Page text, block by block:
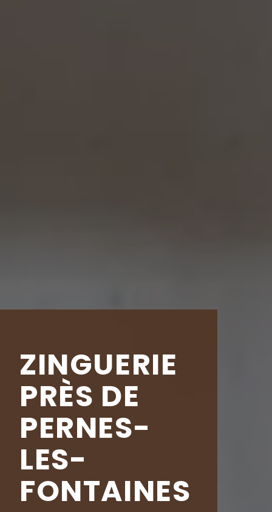
ZINGUERIE
PRÈS DE
PERNES-
LES-
FONTAINES